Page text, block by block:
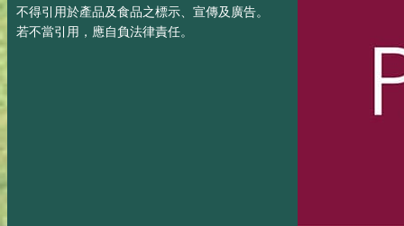
不得引用於產品及食品之標示、宣傳及廣告。
若不當引用，應自負法律責任。